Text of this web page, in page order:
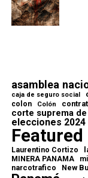
asamblea
caja de seguro social
colon Colón
corte suprema
elecciones 2024
Featured
Laurentino Cortizo
MINERA PANAMA
narcotrafico New